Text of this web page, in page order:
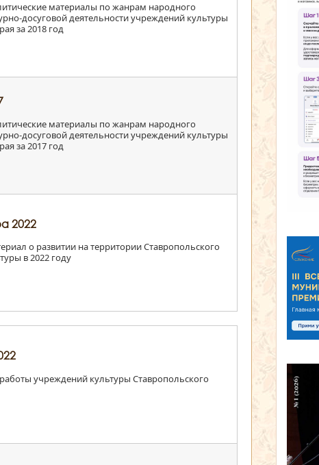
материалы по жанрам народного
досуговой деятельности учреждений культуры
за 2018 год
материалы по жанрам народного
досуговой деятельности учреждений культуры
за 2017 год
2022
о развитии на территории Ставропольского
в 2022 году
учреждений культуры Ставропольского